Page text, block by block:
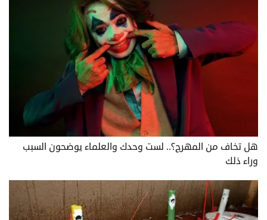
هل تخاف من المهرج؟.. لست وحدك والعلماء يوضحون السبب
وراء ذلك